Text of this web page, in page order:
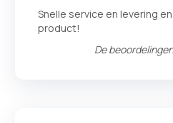
Snelle service en levering
product!
De